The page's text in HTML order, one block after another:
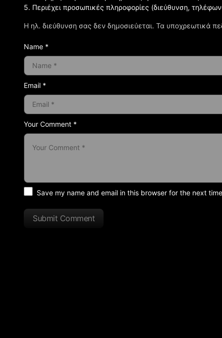
Η ηλ. διεύθυνση σας δεν δημοσιεύεται. Τα υποχρεωτικά
Your Comment *
5. Περιέχει προσωπικές πληροφορίες (διεύθυνση,
Name *
Email *
Save my name and email in this browser for the next
Submit Comment